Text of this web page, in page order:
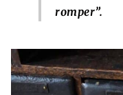
romper”.